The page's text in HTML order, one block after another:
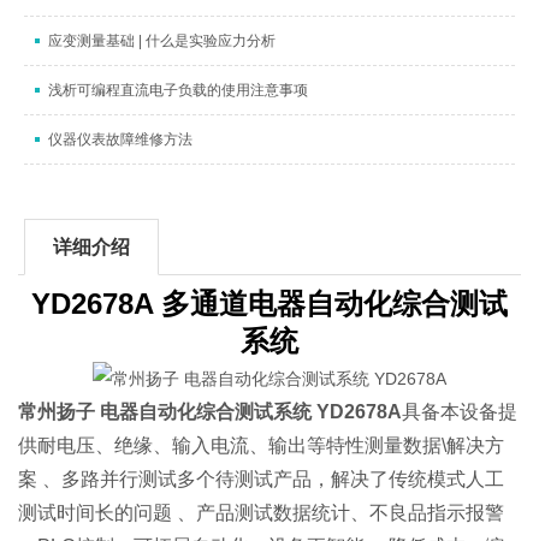
应变测量基础 | 什么是实验应力分析
浅析可编程直流电子负载的使用注意事项
仪器仪表故障维修方法
详细介绍
YD2678A 多通道电器自动化综合测试
系统
常州扬子 电器自动化综合测试系统 YD2678A具备本设备提
供耐电压、绝缘、输入电流、输出等特性测量数据\解决方
案 、多路并行测试多个待测试产品，解决了传统模式人工
测试时间长的问题 、产品测试数据统计、不良品指示报警